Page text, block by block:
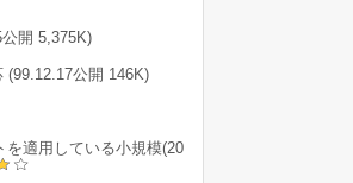
開 5,375K)
(99.12.17公開 146K)
適用している小規模(20